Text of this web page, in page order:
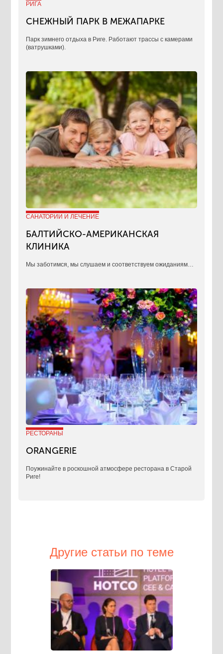
РИГА
СНЕЖНЫЙ ПАРК В МЕЖАПАРКЕ
Парк зимнего отдыха в Риге. Работают трассы с камерами
(ватрушками).
САНАТОРИИ И ЛЕЧЕНИЕ
БАЛТИЙСКО-АМЕРИКАНСКАЯ
КЛИНИКА
​Мы заботимся, мы слушаем и соответствуем ожиданиям…
РЕСТОРАНЫ
ORANGERIE
Поужинайте в роскошной атмосфере ресторана в Старой
Риге!
Другие статьи по теме